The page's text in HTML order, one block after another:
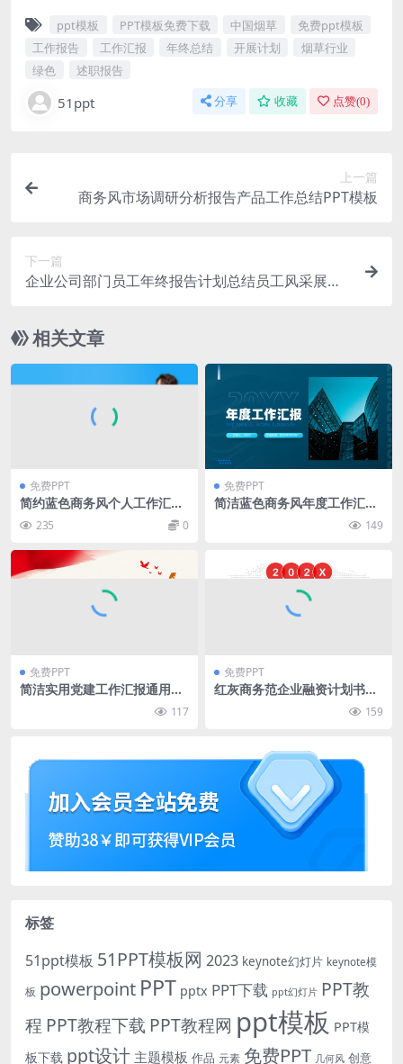
ppt模板 PPT模板免费下载 中国烟草
免费ppt模板
工作报告
工作汇报 年终总结 开展计划
烟草行业
绿色
述职报告
51ppt 分享 收藏 点赞(0)
上一篇
商务风市场调研分析报告产品工作总结PPT模板
下一篇
企业公司部门员工年终报告计划总结员工风采展示
相关文章
免费PPT
简约蓝色商务风个人工作汇报
ppt模板
235 0
免费PPT
简洁蓝色商务风年度工作汇报
149
免费PPT
简洁实用党建工作汇报通用pp
117
免费PPT
红灰商务范企业融资计划书pp
159
标签
51ppt模板 51PPT模板网 2023 keynote幻灯片 keynote模
板 powerpoint PPT pptx PPT下载 ppt幻灯片 PPT教
程 PPT教程下载 PPT教程网 ppt模板 PPT模
板下载 ppt设计 主题模板 作品 元素 免费PPT 几何风 创意